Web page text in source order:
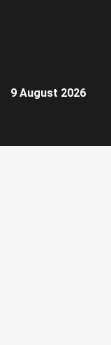
9 August 2026